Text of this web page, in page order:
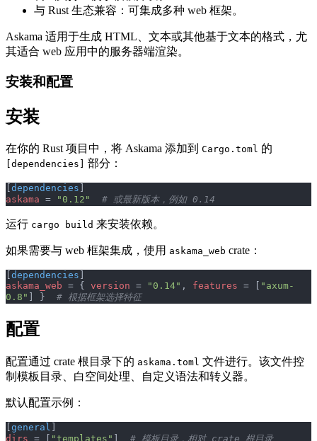
与 Rust 生态兼容：可集成多种 web 框架。
Askama 适用于生成 HTML、文本或其他基于文本的格式，尤
其适合 web 应用中的服务器端渲染。
安装和配置
安装
在你的 Rust 项目中，将 Askama 添加到 Cargo.toml 的
[dependencies] 部分：
dependencies
askama = "0.12"
  # 或最新版本，例如 0.14
运行 cargo build 来安装依赖。
如果需要与 web 框架集成，使用 askama_web crate：
dependencies
askama_web = { version = "0.14" , features = [
"axum-
0.8"
] } # 根据框架选择特征
配置
配置通过 crate 根目录下的 askama.toml 文件进行。该文件控
制模板目录、白空间处理、自定义语法和转义器。
默认配置示例：
general
dirs = [ "templates"
# 模板目录，相对 crate 根目录